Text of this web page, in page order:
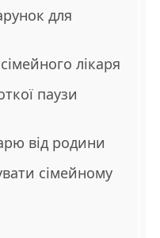
для
лікаря
паузи
від родини
сімейному